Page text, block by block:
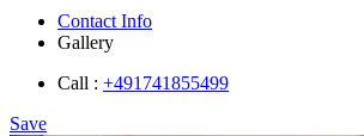
Contact Info
Gallery
Call : +491741855499
Save